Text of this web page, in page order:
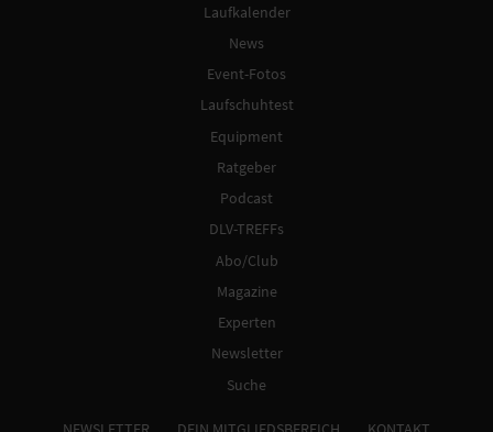
Laufkalender
News
Event-Fotos
Laufschuhtest
Equipment
Ratgeber
Podcast
DLV-TREFFs
Abo/Club
Magazine
Experten
Newsletter
Suche